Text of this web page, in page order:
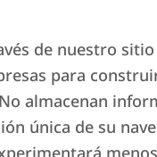
profesional y
haga clic aquí.
de nuestro
para
almacenan
única de su